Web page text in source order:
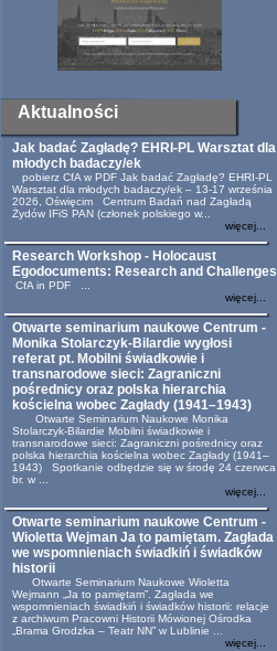
Aktualności
Jak badać Zagładę? EHRI-PL Warsztat dla
młodych badaczy/ek
pobierz CfA w PDF Jak badać Zagładę? EHRI-PL
Warsztat dla młodych badaczy/ek – 13-17 września
2026, Oświęcim Centrum Badań nad Zagładą
Żydów IFiS PAN (członek polskiego w...
więcej...
Research Workshop - Holocaust
Egodocuments: Research and Challenges
CfA in PDF ...
więcej...
Otwarte seminarium naukowe Centrum -
Monika Stolarczyk-Bilardie wygłosi
referat pt. Mobilni świadkowie i
transnarodowe sieci: Zagraniczni
pośrednicy oraz polska hierarchia
kościelna wobec Zagłady (1941–1943)
Otwarte Seminarium Naukowe Monika
Stolarczyk-Bilardie Mobilni świadkowie i
transnarodowe sieci: Zagraniczni pośrednicy oraz
polska hierarchia kościelna wobec Zagłady (1941–
1943) Spotkanie odbędzie się w środę 24 czerwca
br. w ...
więcej...
Otwarte seminarium naukowe Centrum -
Wioletta Wejman Ja to pamiętam. Zagłada
we wspomnieniach świadkiń i świadków
historii
Otwarte Seminarium Naukowe Wioletta
Wejmann „Ja to pamiętam”. Zagłada we
wspomnieniach świadkiń i świadków historii: relacje
z archiwum Pracowni Historii Mówionej Ośrodka
„Brama Grodzka – Teatr NN” w Lublinie ...
więcej...